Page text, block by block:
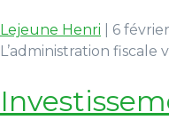
Lejeune Henri
6
L’administration